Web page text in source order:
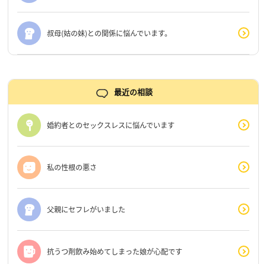
叔母(姑の妹)との関係に悩んでいます。
最近の相談
婚約者とのセックスレスに悩んでいます
私の性根の悪さ
父親にセフレがいました
抗うつ剤飲み始めてしまった娘が心配です